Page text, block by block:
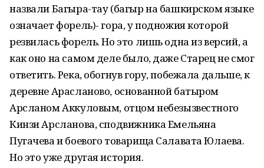
назвали Багыра-тау (багыр на башкирском языке
означает форель)- гора, у подножия которой
резвилась форель. Но это лишь одна из версий, а
как оно на самом деле было, даже Старец не смог
ответить. Река, обогнув гору, побежала дальше, к
деревне Арасланово, основанной батыром
Арсланом Аккуловым, отцом небезызвестного
Кинзи Арсланова, сподвижника Емельяна
Пугачева и боевого товарища Салавата Юлаева.
Но это уже другая история.